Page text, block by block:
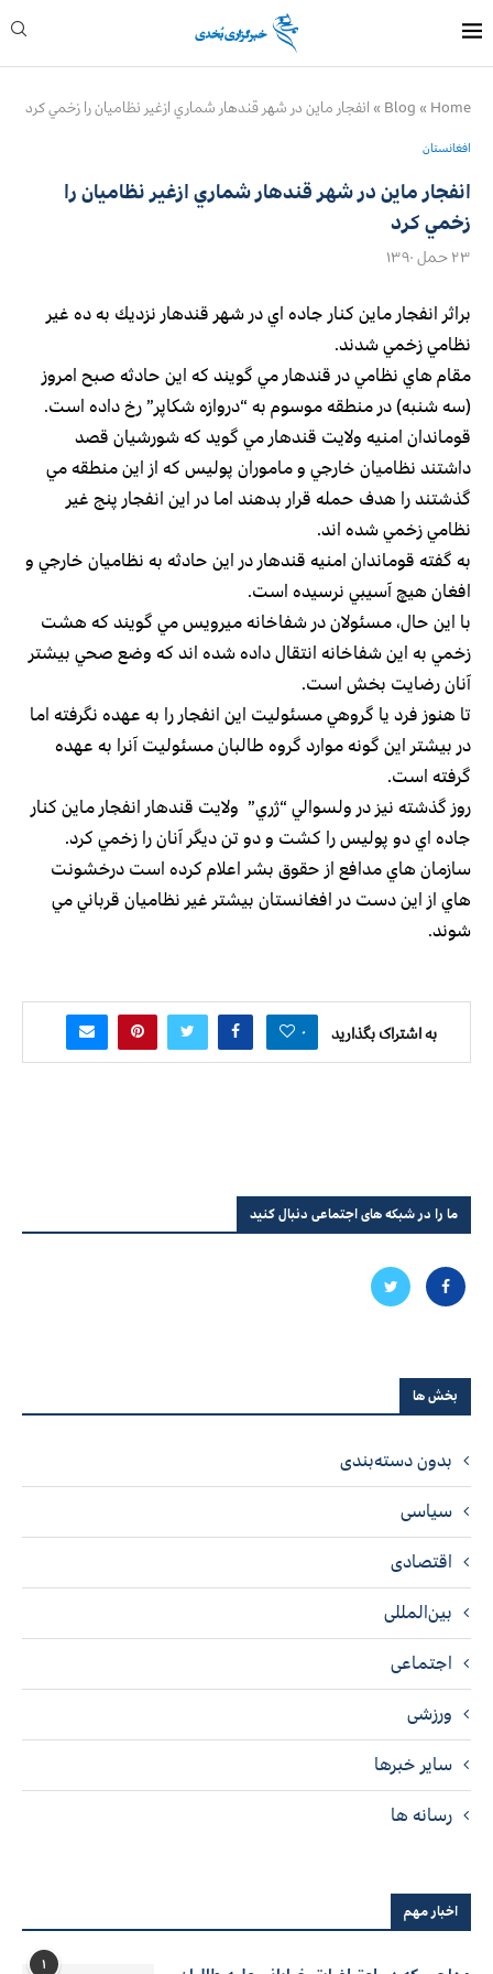
Home
»
Blog
» انفجار ماين در شهر قندهار شماري ازغير نظاميان را زخمي كرد
افغانستان
انفجار ماين در شهر قندهار شماري ازغير نظاميان را
زخمي كرد
۲۳ حمل ۱۳۹۰
براثر انفجار ماين كنار جاده اي در شهر قندهار نزديك به ده غير
نظامي زخمي شدند.
مقام هاي نظامي در قندهار مي گويند كه اين حادثه صبح امروز
(سه شنبه) در منطقه موسوم به “دروازه شكاپر” رخ داده است.
قوماندان امنيه ولايت قندهار مي گويد كه شورشيان قصد
داشتند نظاميان خارجي و ماموران پوليس كه از اين منطقه مي
گذشتند را هدف حمله قرار بدهند اما در اين انفجار پنج غير
نظامي زخمي شده اند.
به گفته قوماندان امنيه قندهار در اين حادثه به نظاميان خارجي و
افغان هيچ آسيبي نرسيده است.
با اين حال، مسئولان در شفاخانه ميرويس مي گويند كه هشت
زخمي به اين شفاخانه انتقال داده شده اند كه وضع صحي بيشتر
آنان رضايت بخش است.
تا هنوز فرد يا گروهي مسئوليت اين انفجار را به عهده نگرفته اما
در بيشتر اين گونه موارد گروه طالبان مسئوليت آنرا به عهده
گرفته است.
روز گذشته نيز در ولسوالي “ژري” ولايت قندهار انفجار ماين كنار
جاده اي دو پوليس را كشت و دو تن ديگر آنان را زخمي كرد.
سازمان هاي مدافع از حقوق بشر اعلام كرده است درخشونت
هاي از اين دست در افغانستان بيشتر غير نظاميان قرباني مي
شوند.
به اشتراک بگذارید ۰
ما را در شبکه های اجتماعی دنبال کنید
بخش ها
بدون دسته‌بندی
سیاسی
اقتصادی
بین‌المللی
اجتماعی
ورزشی
سایر خبرها
رسانه ها
اخبار مهم
۱